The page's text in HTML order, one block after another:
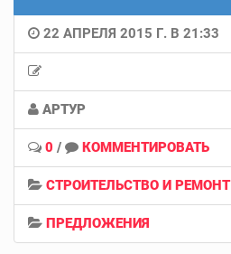
22 АПРЕЛЯ 2015 Г. В 21:33
АРТУР
0 / КОММЕНТИРОВАТЬ
СТРОИТЕЛЬСТВО И РЕМОНТ
ПРЕДЛОЖЕНИЯ